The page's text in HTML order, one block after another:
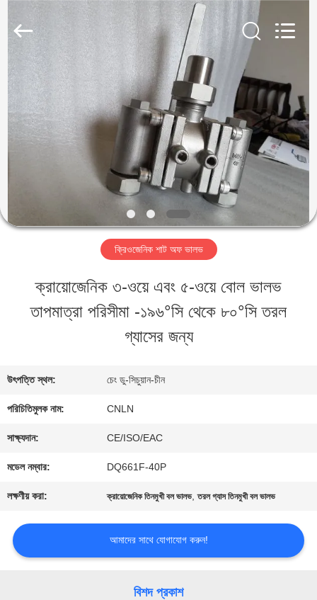
বাড়ি
পণ্য
আমাদের
কারখানা
যোগাযোগ
খবর
Liangchuan
Mechanical
Equipment
Co.,Ltd.
Rights
Reserved.
ক্রিওজেনিক শাট অফ ভালভ
ক্রায়োজেনিক ৩-ওয়ে এবং ৫-ওয়ে বোল ভালভ
তাপমাত্রা পরিসীমা -১৯৬°সি থেকে ৮০°সি তরল
গ্যাসের জন্য
উৎপত্তি স্থল: চেং ডু-সিচুয়ান-চীন
পরিচিতিমুলক নাম: CNLN
সাক্ষ্যদান: CE/ISO/EAC
মডেল নম্বার: DQ661F-40P
লক্ষণীয় করা: ক্রায়োজেনিক তিনমুখী বল ভালভ,তরল গ্যাস তিনমুখী বল ভালভ
আমাদের সাথে যোগাযোগ করুন!
বিশদ প্রকাশ